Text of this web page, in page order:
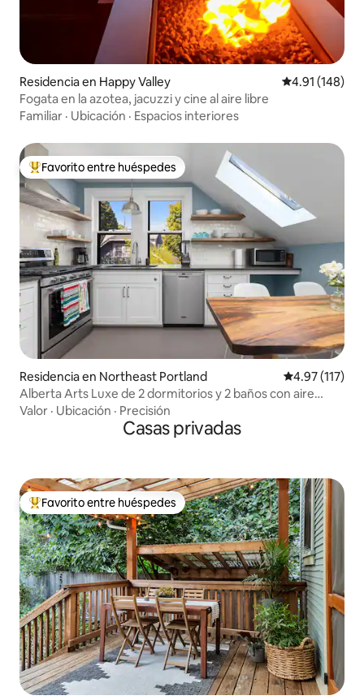
Residencia en Happy Valley Calificación
4.91 (148)
Fogata en la azotea, jacuzzi y cine al aire libre
Familiar · Ubicación · Espacios interiores
De los mejores en Favorito entre huéspedes
Favorito entre huéspedes
Residencia en Northeast Portland Calificación
4.97 (117)
Alberta Arts Luxe de 2 dormitorios y 2 baños con aire
acondicionado
Valor · Ubicación · Precisión
Casas privadas
De los mejores en Favorito entre huéspedes
Favorito entre huéspedes